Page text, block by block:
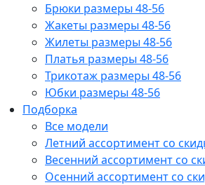
Брюки размеры 48-56
Жакеты размеры 48-56
Жилеты размеры 48-56
Платья размеры 48-56
Трикотаж размеры 48-56
Юбки размеры 48-56
Подборка
Все модели
Летний ассортимент со
Весенний ассортимент со
Осенний ассортимент со